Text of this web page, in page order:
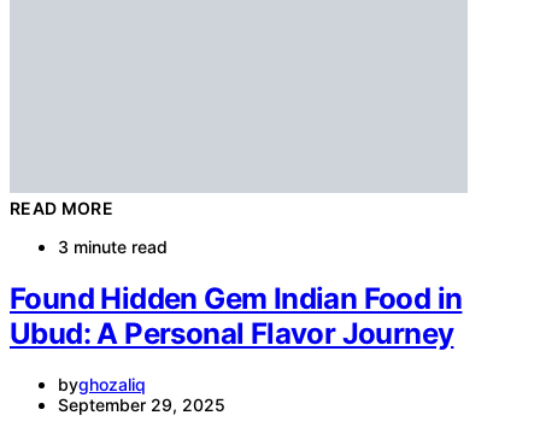
READ MORE
3 minute read
Found Hidden Gem Indian Food in
Ubud: A Personal Flavor Journey
byghozaliq
September 29, 2025